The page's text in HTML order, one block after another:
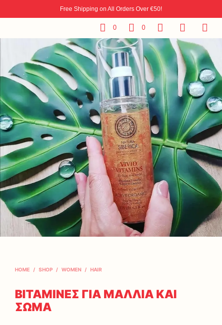
Free Shipping on All Orders Over €50!
0 0
HOME / SHOP / WOMEN / HAIR
ΒΙΤΑΜΙΝΕΣ ΓΙΑ ΜΑΛΛΙΑ ΚΑΙ
ΣΩΜΑ